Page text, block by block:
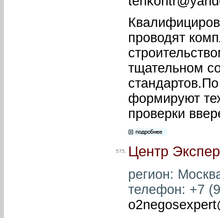
проводят
тщательном
формируют
проверки
575. Центр
регион:
телефон: +7